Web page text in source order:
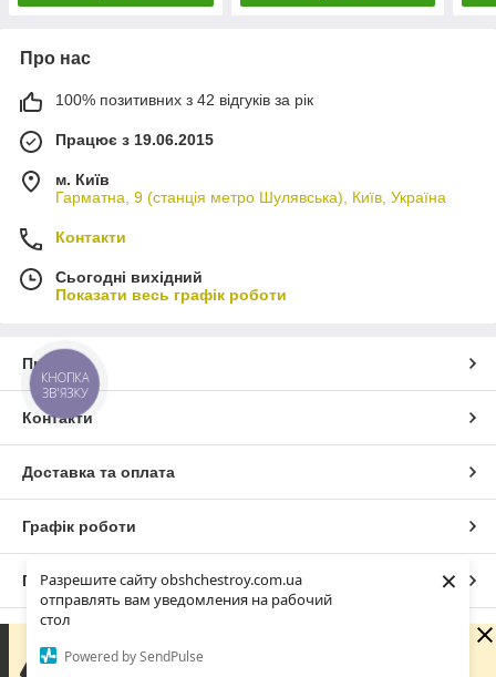
Разрешите сайту obshchestroy.com.ua
отправлять вам уведомления на рабочий
стол
Powered by SendPulse
×
Про нас
100% позитивних з 42 відгуків за рік
Працює з 19.06.2015
м. Київ
Гарматна, 9 (станція метро Шулявська), Київ, Україна
Контакти
Сьогодні вихідний
Показати весь графік роботи
Про нас
Контакти
Доставка та оплата
Графік роботи
Повна версія сайту
замовлення та повідомлення, оскільки за її графіком
КНОПКА
ЗВ'ЯЗКУ